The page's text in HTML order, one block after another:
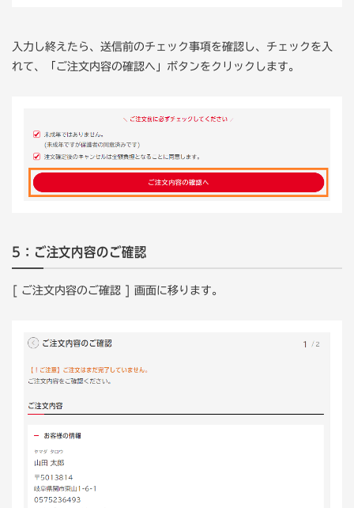
入力し終えたら、送信前のチェック事項を確認し、チェックを入
れて、「ご注文内容の確認へ」ボタンをクリックします。
5：ご注文内容のご確認
[ ご注文内容のご確認 ] 画面に移ります。